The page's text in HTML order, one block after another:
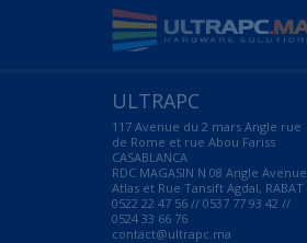
ULTRAPC
117 Avenue du 2 mars Angle rue
de Rome et rue Abou Fariss
CASABLANCA
RDC MAGASIN N 08 Angle Avenue
Atlas et Rue Tansift Agdal, RABAT
0522 22 47 56 // 0537 77 93 42 //
0524 33 66 76
contact@ultrapc.ma